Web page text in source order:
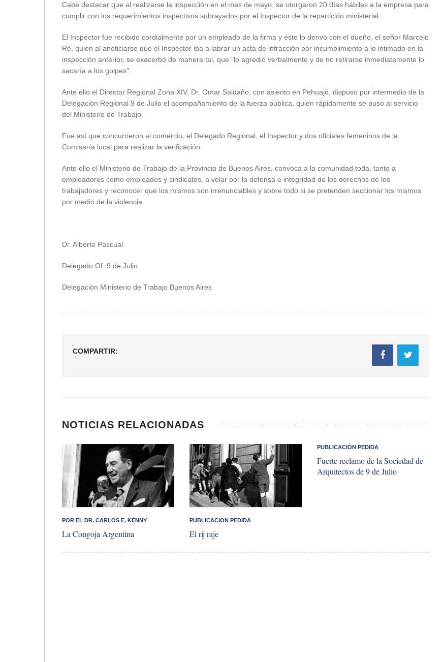
Cabe destacar que al realizarse la inspección en el mes de mayo, se otorgaron 20 días hábiles a la empresa para
cumplir con los requerimientos inspectivos subrayados por el Inspector de la repartición ministerial.
El Inspector fue recibido cordialmente por un empleado de la firma y éste lo derivo con el dueño, el señor Marcelo
Ré, quien al anoticiarse que el Inspector iba a labrar un acta de infracción por incumplimiento a lo intimado en la
inspección anterior, se exacerbó de manera tal, que "lo agredió verbalmente y de no retirarse inmediatamente lo
sacaría a los golpes".
Ante ello el Director Regional Zona XIV, Dr. Omar Saldaño, con asiento en Pehuajó, dispuso por intermedio de la
Delegación Regional 9 de Julio el acompañamiento de la fuerza pública, quien rápidamente se puso al servicio
del Ministerio de Trabajo.
Fue así que concurrieron al comercio, el Delegado Regional, el Inspector y dos oficiales femeninos de la
Comisaría local para realizar la verificación.
Ante ello el Ministerio de Trabajo de la Provincia de Buenos Aires, convoca a la comunidad toda, tanto a
empleadores como empleados y sindicatos, a velar por la defensa e integridad de los derechos de los
trabajadores y reconocer que los mismos son irrenunciables y sobre todo si se pretenden seccionar los mismos
por medio de la violencia.
Dr. Alberto Pascual
Delegado Of. 9 de Julio
Delegación Ministerio de Trabajo Buenos Aires
COMPARTIR:
NOTICIAS RELACIONADAS
POR EL DR. CARLOS E. KENNY
La Congoja Argentina
PUBLICACION PEDIDA
El rij raje
PUBLICACIÓN PEDIDA
Fuerte reclamo de la Sociedad de
Arquitectos de 9 de Julio